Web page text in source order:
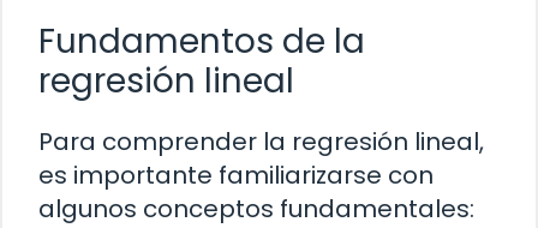
Fundamentos de la
regresión lineal
Para comprender la regresión lineal,
es importante familiarizarse con
algunos conceptos fundamentales: